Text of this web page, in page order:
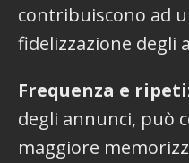
contribuiscono ad
fidelizzazione degli
Frequenza e
degli annunci, può
maggiore